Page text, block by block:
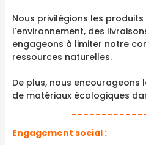
Nous privilégions les
l'environnement, des
engageons à limiter notre
ressources naturelles.
De plus, nous
de matériaux écologiques
Engagement social :